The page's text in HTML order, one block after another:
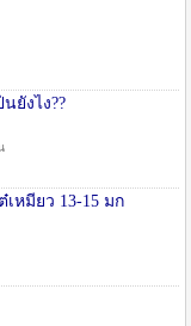
ยังไง??
หมี่ยว 13-15 มก